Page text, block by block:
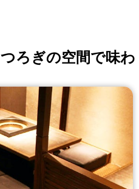
ろぎの空間で味わ